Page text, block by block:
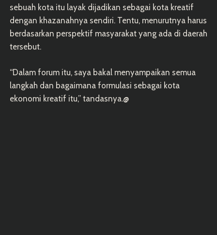
sebuah kota itu layak dijadikan sebagai kota kreatif
dengan khazanahnya sendiri. Tentu, menurutnya harus
berdasarkan perspektif masyarakat yang ada di daerah
tersebut.
“Dalam forum itu, saya bakal menyampaikan semua
langkah dan bagaimana formulasi sebagai kota
ekonomi kreatif itu,” tandasnya.@